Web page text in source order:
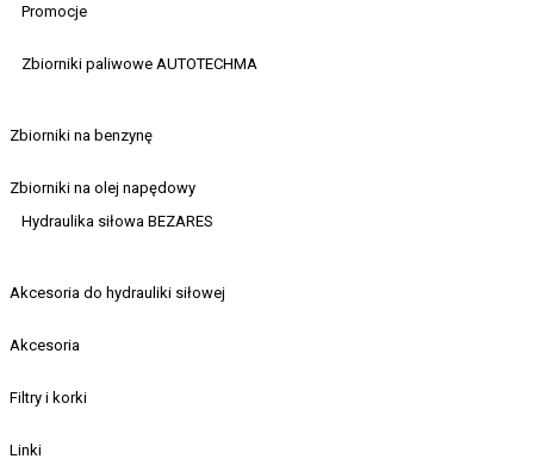
Promocje
Zbiorniki paliwowe AUTOTECHMA
Zbiorniki na benzynę
Zbiorniki na olej napędowy
Hydraulika siłowa BEZARES
Akcesoria do hydrauliki siłowej
Akcesoria
Filtry i korki
Linki